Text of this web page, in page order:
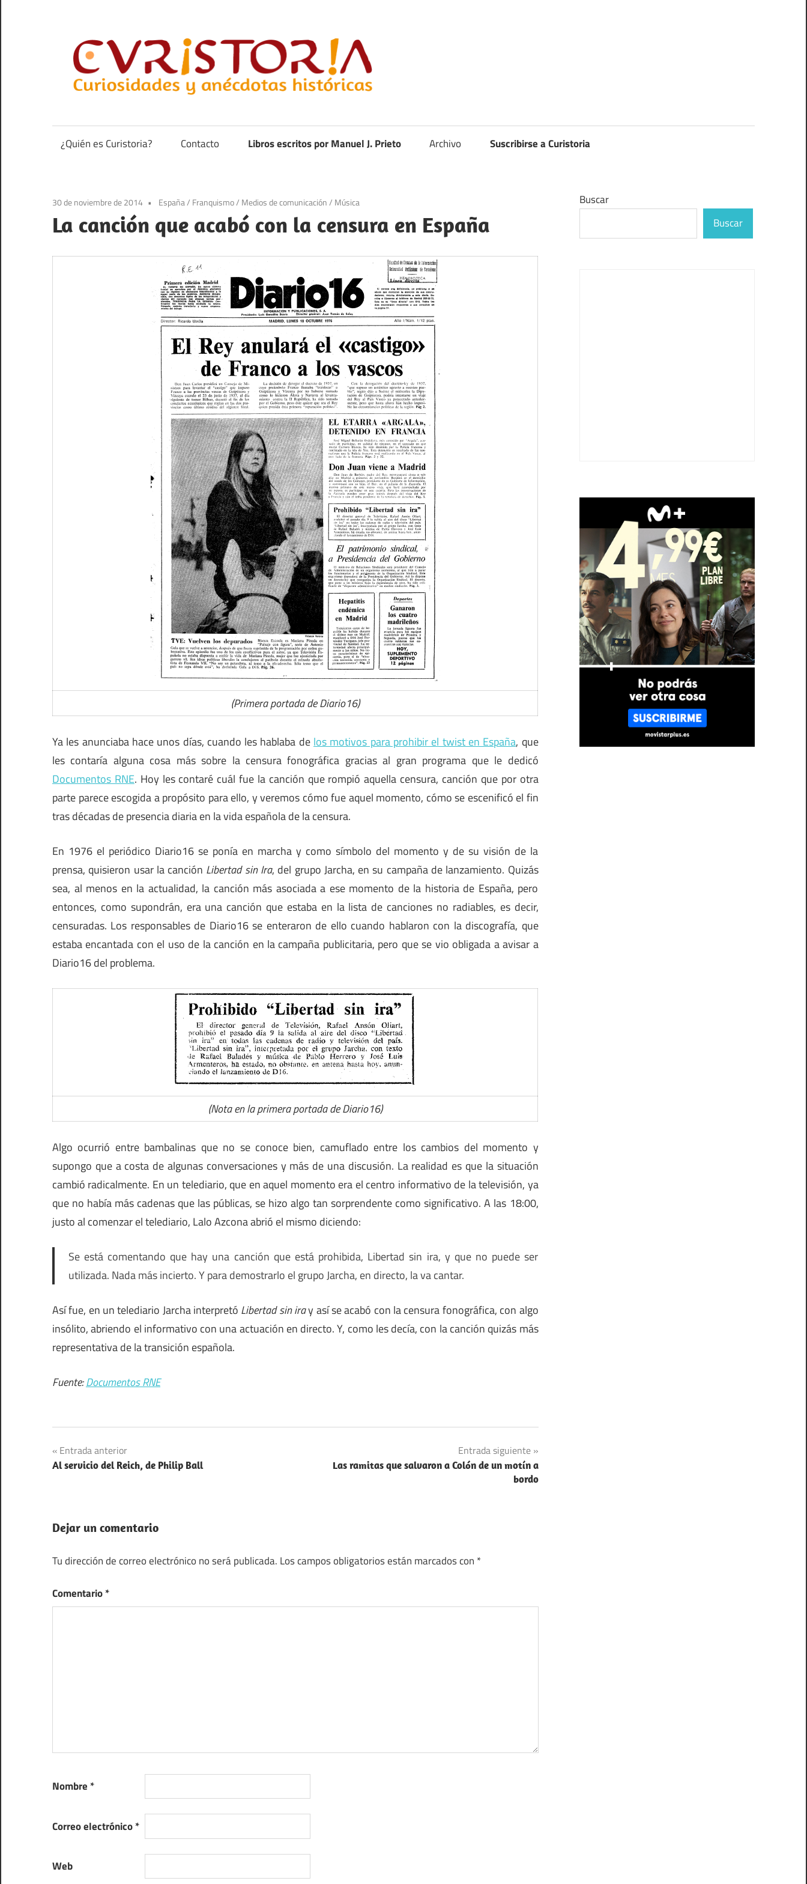
contenido
anécdotas
de
¿Quién es Curistoria? Contacto Libros escritos por Manuel J. Prieto Archivo Suscribirse a Curistoria
30 de noviembre de 2014 España/ Franquismo/ Medios de comunicación/ Música
La canción que acabó con la censura en España
(Primera portada de Diario16)
Ya les anunciaba hace unos días, cuando les hablaba de los motivos para prohibir el twist en España, que
les contaría alguna cosa más sobre la censura fonográfica gracias al gran programa que le dedicó
Documentos RNE. Hoy les contaré cuál fue la canción que rompió aquella censura, canción que por otra
parte parece escogida a propósito para ello, y veremos cómo fue aquel momento, cómo se escenificó el fin
tras décadas de presencia diaria en la vida española de la censura.
En 1976 el periódico Diario16 se ponía en marcha y como símbolo del momento y de su visión de la
prensa, quisieron usar la canción Libertad sin Ira, del grupo Jarcha, en su campaña de lanzamiento. Quizás
sea, al menos en la actualidad, la canción más asociada a ese momento de la historia de España, pero
entonces, como supondrán, era una canción que estaba en la lista de canciones no radiables, es decir,
censuradas. Los responsables de Diario16 se enteraron de ello cuando hablaron con la discografía, que
estaba encantada con el uso de la canción en la campaña publicitaria, pero que se vio obligada a avisar a
Diario16 del problema.
(Nota en la primera portada de Diario16)
Algo ocurrió entre bambalinas que no se conoce bien, camuflado entre los cambios del momento y
supongo que a costa de algunas conversaciones y más de una discusión. La realidad es que la situación
cambió radicalmente. En un telediario, que en aquel momento era el centro informativo de la televisión, ya
que no había más cadenas que las públicas, se hizo algo tan sorprendente como significativo. A las 18:00,
justo al comenzar el telediario, Lalo Azcona abrió el mismo diciendo:
Se está comentando que hay una canción que está prohibida, Libertad sin ira, y que no puede ser
utilizada. Nada más incierto. Y para demostrarlo el grupo Jarcha, en directo, la va cantar.
Así fue, en un telediario Jarcha interpretó Libertad sin iray así se acabó con la censura fonográfica, con algo
insólito, abriendo el informativo con una actuación en directo. Y, como les decía, con la canción quizás más
representativa de la transición española.
Fuente:Documentos RNE
Navegación
de
Entrada anterior
Al servicio del Reich, de Philip Ball
Entrada siguiente
Las ramitas que salvaron a Colón de un motín a
bordo
Dejar un comentario
Tu dirección de correo electrónico no será publicada. Los campos obligatorios están marcados con *
Comentario*
Nombre *
Correo electrónico*
Web
Buscar
Buscar